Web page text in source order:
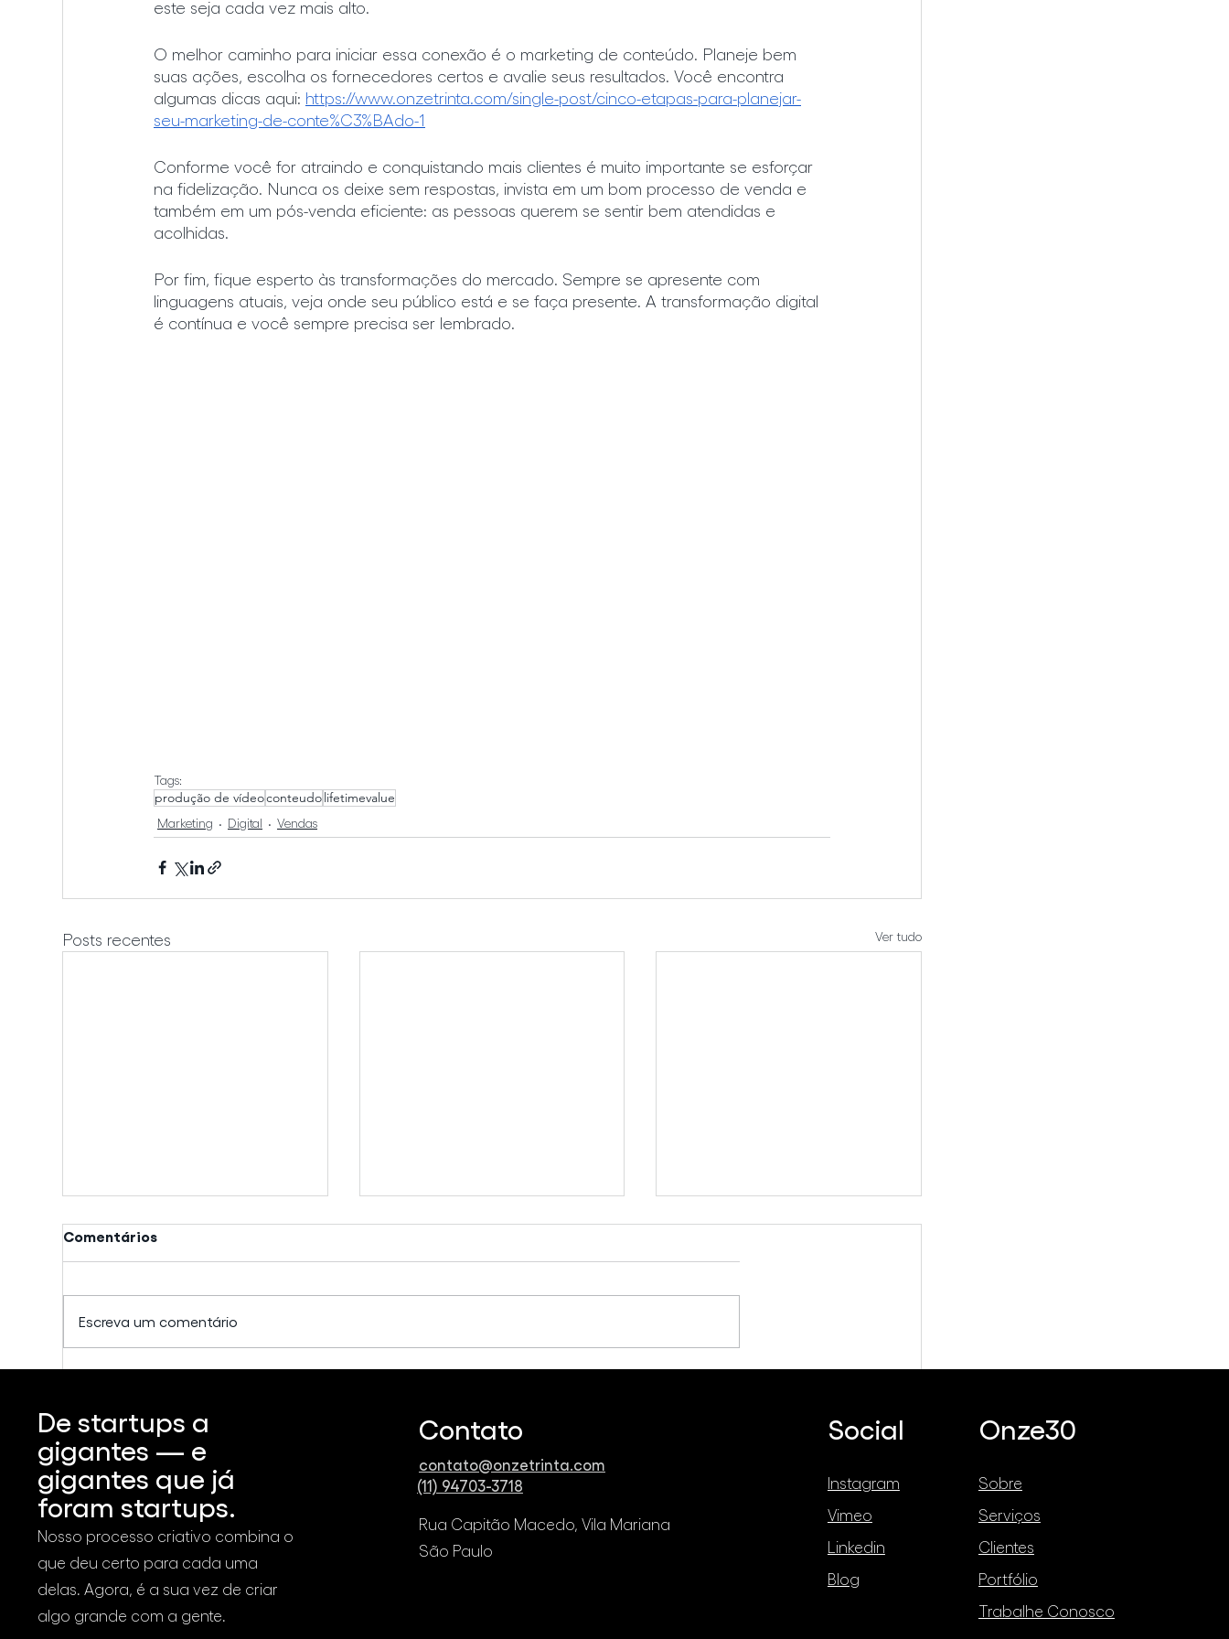
este seja cada vez mais alto.
O melhor caminho para iniciar essa conexão é o marketing de conteúdo. Planeje bem
suas ações, escolha os fornecedores certos e avalie seus resultados. Você encontra
algumas dicas aqui: https://www.onzetrinta.com/single-post/cinco-etapas-para-planejar-
seu-marketing-de-conte%C3%BAdo-1
Conforme você for atraindo e conquistando mais clientes é muito importante se esforçar
na fidelização. Nunca os deixe sem respostas, invista em um bom processo de venda e
também em um pós-venda eficiente: as pessoas querem se sentir bem atendidas e
acolhidas.
Por fim, fique esperto às transformações do mercado. Sempre se apresente com
linguagens atuais, veja onde seu público está e se faça presente. A transformação digital
é contínua e você sempre precisa ser lembrado.
Tags:
produção de vídeoconteudolifetimevalue
Marketing Digital Vendas
Posts recentes Ver tudo
Vídeos vendem MAIS?
Como vender mais e melhor
através das plataformas
digitais?
Você sabe o que é Always
Comentários
Escreva um comentário
De startups a
gigantes — e
gigantes que já
foram startups.
Nosso processo criativo combina o
que deu certo para cada uma
delas. Agora, é a sua vez de criar
algo grande com a gente.
Contato
contato@onzetrinta.com
(11) 94703-3718
Rua Capitão Macedo, Vila Mariana
São Paulo
Social
Instagram
Vimeo
Linkedin
Blog
Onze30
Sobre
Serviços
Clientes
Portfólio
Trabalhe Conosco